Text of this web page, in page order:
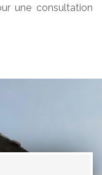
une consultation